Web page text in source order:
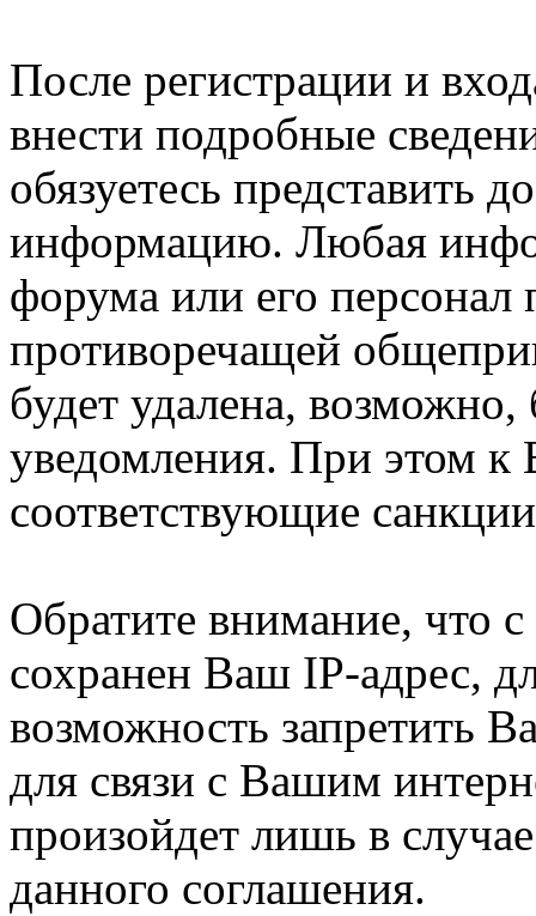
После регистрации и
внести подробные
обязуетесь представить
информацию. Любая
форума или его персонал
противоречащей
будет удалена, возможно,
уведомления. При этом
соответствующие
Обратите внимание, что
сохранен Ваш IP-адрес,
возможность запретить
для связи с Вашим
произойдет лишь в
данного соглашения.